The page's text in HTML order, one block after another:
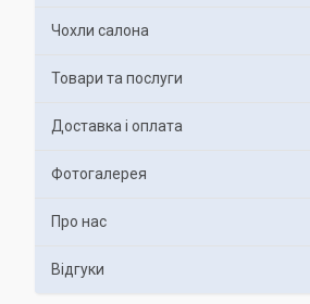
Чохли салона
Товари та послуги
Доставка і оплата
Фотогалерея
Про нас
Відгуки